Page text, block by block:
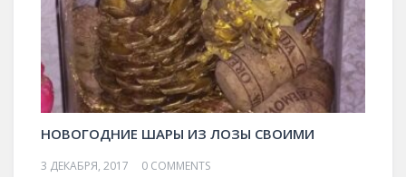
НОВОГОДНИЕ ШАРЫ ИЗ ЛОЗЫ СВОИМИ
3 ДЕКАБРЯ, 2017 0 COMMENTS